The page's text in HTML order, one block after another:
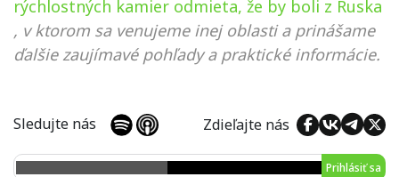
rýchlostných kamier odmieta, že by boli z Ruska
, v ktorom sa venujeme inej oblasti a prinášame
ďalšie zaujímavé pohľady a praktické informácie.
Sledujte nás Zdieľajte nás
Prihlásiť sa